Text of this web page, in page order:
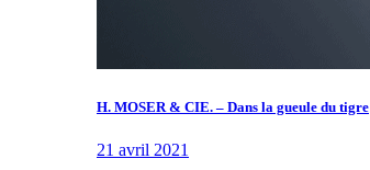
H. MOSER & CIE. – Dans la gueule du tigre
21 avril 2021